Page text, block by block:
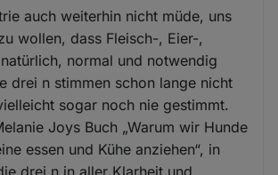
auch weiterhin nicht müde, uns
wollen, dass Fleisch-, Eier-,
normal und notwendig
drei n stimmen schon lange nicht
sogar noch nie gestimmt.
Joys Buch „Warum wir Hunde
essen und Kühe anziehen“, in
drei n in aller Klarheit und